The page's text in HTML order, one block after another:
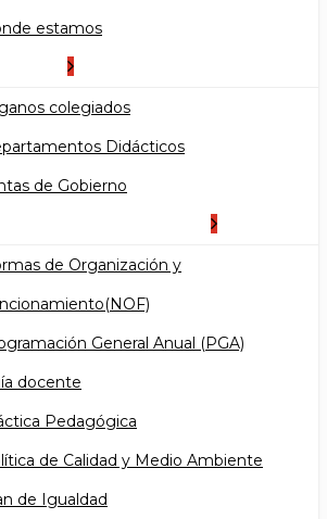
estamos
colegiados
Didácticos
de Gobierno
de Organización y
General Anual (PGA)
docente
Pedagógica
de Calidad y Medio Ambiente
de Igualdad